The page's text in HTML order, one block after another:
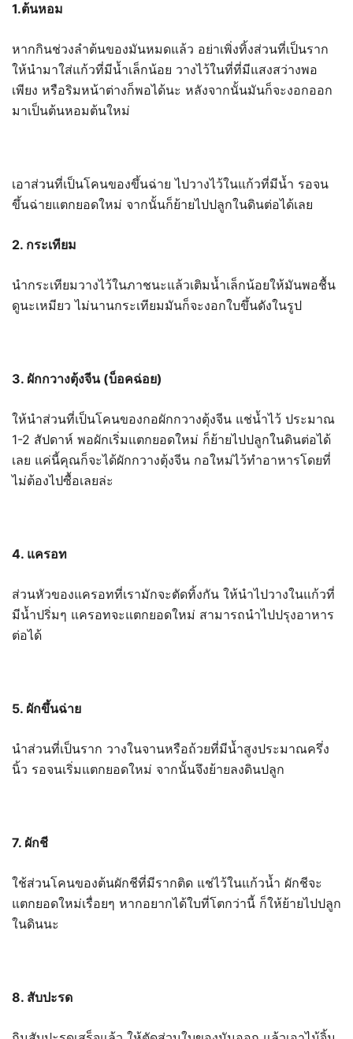
1.ต้นหอม
หากกินช่วงลำต้นของมันหมดแล้ว อย่าเพิ่งทิ้งส่วนที่เป็นราก
ให้นำมาใส่แก้วที่มีน้ำเล็กน้อย วางไว้ในที่ที่มีแสงสว่างพอ
เพียง หรือริมหน้าต่างก็พอได้นะ หลังจากนั้นมันก็จะงอกออก
มาเป็นต้นหอมต้นใหม่
เอาส่วนที่เป็นโคนของขึ้นฉ่าย ไปวางไว้ในแก้วที่มีน้ำ รอจน
ขึ้นฉ่ายแตกยอดใหม่ จากนั้นก็ย้ายไปปลูกในดินต่อได้เลย
2. กระเทียม
นำกระเทียมวางไว้ในภาชนะแล้วเติมน้ำเล็กน้อยให้มันพอชื้น
ดูนะเหมียว ไม่นานกระเทียมมันก็จะงอกใบขึ้นดังในรูป
3. ผักกวางตุ้งจีน (บ็อคฉ่อย)
ให้นำส่วนที่เป็นโคนของกอผักกวางตุ้งจีน แช่น้ำไว้ ประมาณ
1-2 สัปดาห์ พอผักเริ่มแตกยอดใหม่ ก็ย้ายไปปลูกในดินต่อได้
เลย แค่นี้คุณก็จะได้ผักกวางตุ้งจีน กอใหม่ไว้ทำอาหารโดยที่
ไม่ต้องไปซื้อเลยล่ะ
4. แครอท
ส่วนหัวของแครอทที่เรามักจะตัดทิ้งกัน ให้นำไปวางในแก้วที่
มีน้ำปริ่มๆ แครอทจะแตกยอดใหม่ สามารถนำไปปรุงอาหาร
ต่อได้
5. ผักขึ้นฉ่าย
นำส่วนที่เป็นราก วางในจานหรือถ้วยที่มีน้ำสูงประมาณครึ่ง
นิ้ว รอจนเริ่มแตกยอดใหม่ จากนั้นจึงย้ายลงดินปลูก
7. ผักชี
ใช้ส่วนโคนของต้นผักชีที่มีรากติด แช่ไว้ในแก้วน้ำ ผักชีจะ
แตกยอดใหม่เรื่อยๆ หากอยากได้ใบที่โตกว่านี้ ก็ให้ย้ายไปปลูก
ในดินนะ
8. สับปะรด